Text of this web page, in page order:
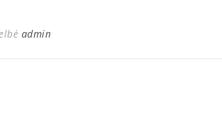
admin